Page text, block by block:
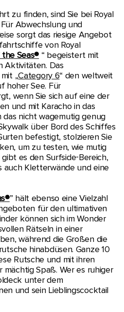
zu finden, sind Sie bei Royal
Abwechslung und
sorgt das riesige Angebot
von Royal
Seas® “ begeistert mit
Aktivitäten. Das
„Category 6“ den weltweit
hoher See. Für
wenn Sie sich auf eine der
und mit Karacho in das
das nicht wagemutig genug
über Bord des Schiffes
befestigt, stolzieren Sie
um zu testen, wie mutig
gibt es den Surfside-Bereich,
auch Kletterwände und eine
” hält ebenso eine Vielzahl
für den ultimativen
können sich im Wonder
Rätseln in einer
während die Großen die
hinabdüsen. Ganze 10
Rutsche und mit ihren
Spaß. Wer es ruhiger
unter dem
und sein Lieblingscocktail